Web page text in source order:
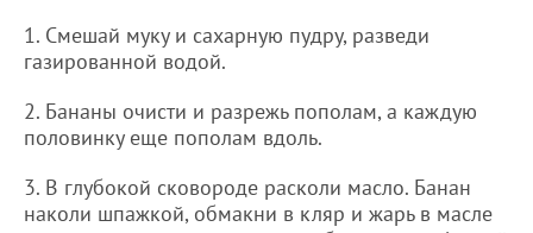
1. Смешай муку и сахарную пудру, разведи
газированной водой.
2. Бананы очисти и разрежь пополам, а каждую
половинку еще пополам вдоль.
3. В глубокой сковороде расколи масло. Банан
наколи шпажкой, обмакни в кляр и жарь в масле